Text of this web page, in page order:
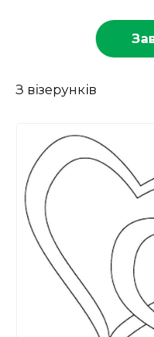
З візерунків